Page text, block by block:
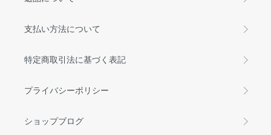
支払い方法について
特定商取引法に基づく表記
プライバシーポリシー
ショップブログ